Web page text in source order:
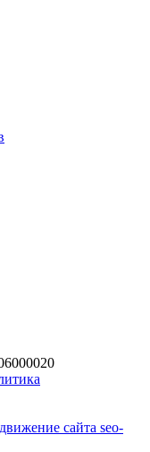
сайта seo-